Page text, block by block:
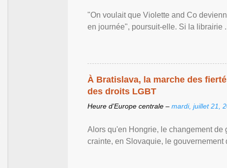
"On voulait que Violette and Co
en journée", poursuit-elle. Si la librairie
À Bratislava, la marche des
des droits LGBT
Heure d’Europe centrale – mardi, juillet 21,
Alors qu'en Hongrie, le changement de
crainte, en Slovaquie, le gouvernement